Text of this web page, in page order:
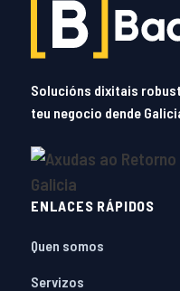
Solucións dixitais
teu negocio dende
ENLACES RÁPIDOS
Quen somos
Servizos